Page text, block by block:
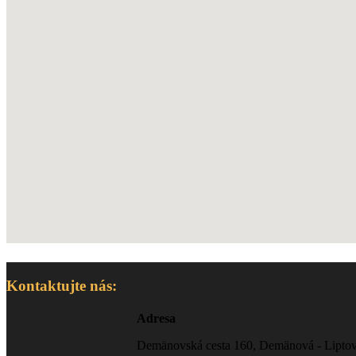
Kontaktujte nás:
Adresa
Demänovská cesta 160, Demänová -